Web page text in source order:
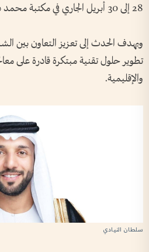
28 إلى 30 أبريل الجاري في مكتبة محمد دبن راشد بدبي.
ويهدف الحدث إلى تعزيز التعاون بين
تطوير حلول تقنية مبتكرة قادرة على
والإقليمية.
سلطان النيادي